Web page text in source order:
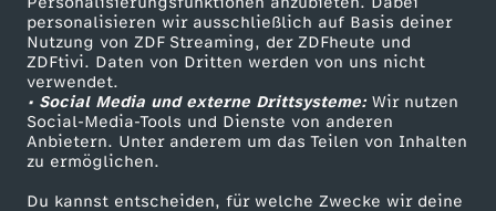
personalisieren wir ausschließlich auf Basis deiner
Nutzung von ZDF Streaming, der ZDFheute und
ZDFtivi. Daten von Dritten werden von uns nicht
verwendet.
• Social Media und externe Drittsysteme:Wir nutzen
Social-Media-Tools und Dienste von anderen
Anbietern. Unter anderem um das Teilen von Inhalten
zu ermöglichen.
Du kannst entscheiden, für welche Zwecke wir deine
S
t
u
n
ZDF Unternehmen
Karriere